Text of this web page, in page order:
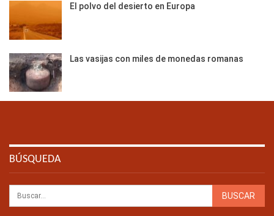
El polvo del desierto en Europa
Las vasijas con miles de monedas romanas
BÚSQUEDA